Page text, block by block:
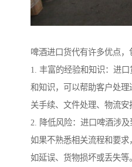
啤酒进口货代有许多优点，
1. 丰富的经验和知识：进
和知识，可以帮助客户处
关手续、文件处理、物流安
2. 降低风险：进口啤酒涉及
如果不熟悉相关流程和要求
如延误、货物损坏或丢失